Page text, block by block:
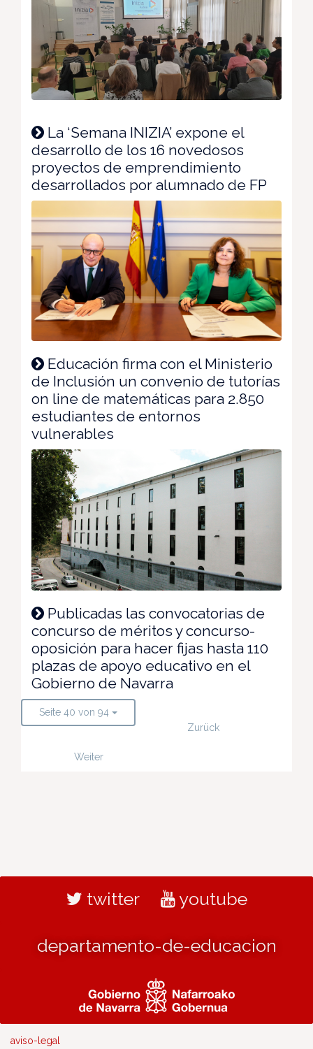
La ‘Semana INIZIA’ expone el
desarrollo de los 16 novedosos
proyectos de emprendimiento
desarrollados por alumnado de FP
Educación firma con el Ministerio
de Inclusión un convenio de tutorías
on line de matemáticas para 2.850
estudiantes de entornos
vulnerables
Publicadas las convocatorias de
concurso de méritos y concurso-
oposición para hacer fijas hasta 110
plazas de apoyo educativo en el
Gobierno de Navarra
Seite 40 von 94
Zurück
Weiter
twitter youtube
departamento-de-educacion
aviso-legal